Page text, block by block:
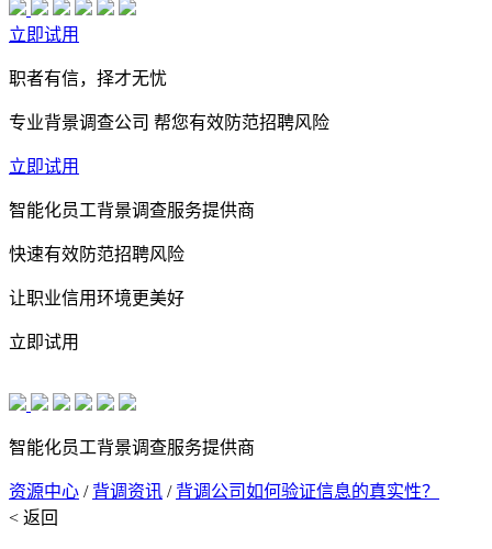
立即试用
职者有信，择才无忧
专业背景调查公司 帮您有效防范招聘风险
立即试用
智能化员工背景调查服务提供商
快速有效防范招聘风险
让职业信用环境更美好
立即试用
智能化员工背景调查服务提供商
资源中心 / 背调资讯 / 背调公司如何验证信息的真实性？
< 返回